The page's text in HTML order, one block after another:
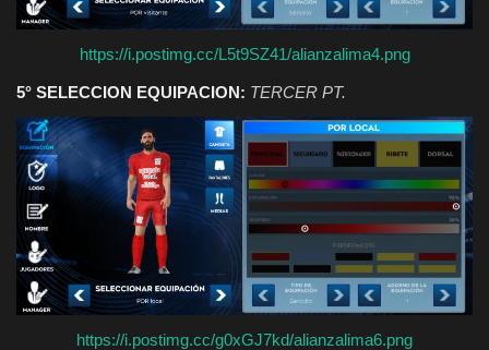
https://i.postimg.cc/L5t9SZ41/alianzalima4.png
5° SELECCION EQUIPACION: TERCER PT.
https://i.postimg.cc/g0xGJ7kd/alianzalima6.png